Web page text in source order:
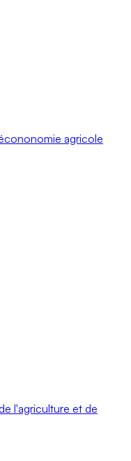
agricole
l'agriculture et de